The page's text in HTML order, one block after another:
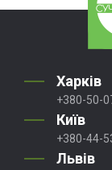
Харків
+380-50-
Київ
+380-44-
Львів